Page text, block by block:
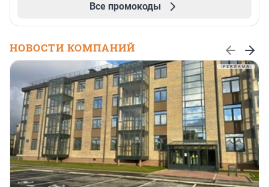
Все промокоды
НОВОСТИ КОМПАНИЙ